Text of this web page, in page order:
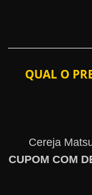
QUAL O
Cereja
CUPOM COM